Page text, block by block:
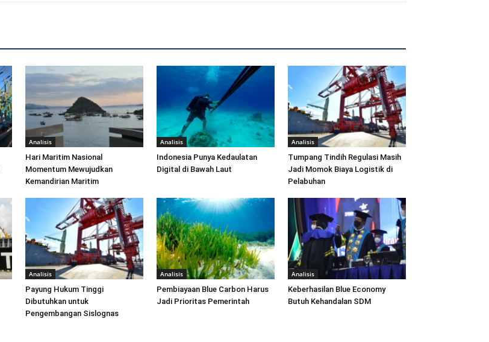
Analisis
Hari Maritim Nasional
Momentum Mewujudkan
Kemandirian Maritim
Analisis
Indonesia Punya Kedaulatan
Digital di Bawah Laut
Analisis
Tumpang Tindih Regulasi Masih
Jadi Momok Biaya Logistik di
Pelabuhan
Analisis
Payung Hukum Tinggi
Dibutuhkan untuk
Pengembangan Sislognas
Analisis
Pembiayaan Blue Carbon Harus
Jadi Prioritas Pemerintah
Analisis
Keberhasilan Blue Economy
Butuh Kehandalan SDM